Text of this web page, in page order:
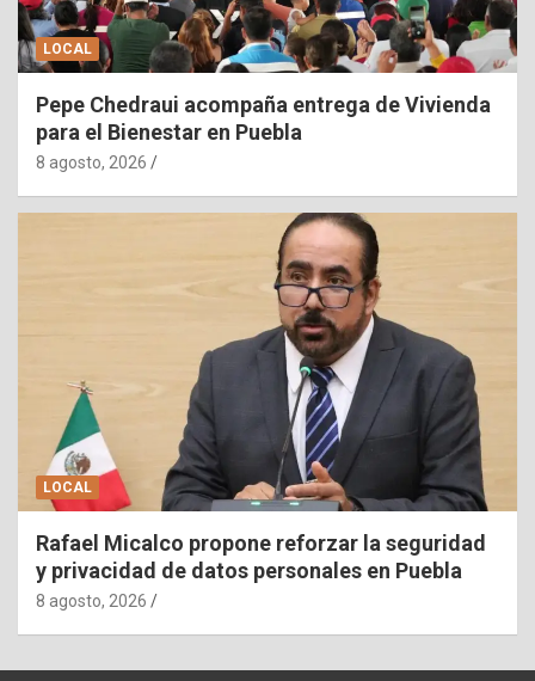
LOCAL
Pepe Chedraui acompaña entrega de Vivienda
para el Bienestar en Puebla
8 agosto, 2026
LOCAL
Rafael Micalco propone reforzar la seguridad
y privacidad de datos personales en Puebla
8 agosto, 2026